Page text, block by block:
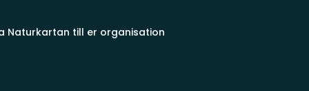
Naturkartan till er organisation